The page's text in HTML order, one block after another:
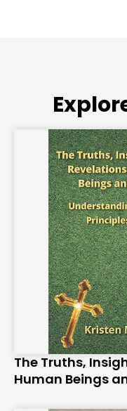
The Truths,
Human Beings